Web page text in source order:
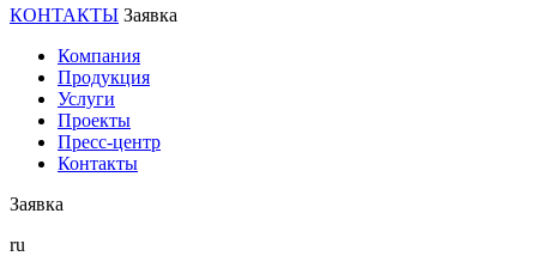
КОНТАКТЫ Заявка
Компания
Продукция
Услуги
Проекты
Пресс-центр
Контакты
Заявка
ru